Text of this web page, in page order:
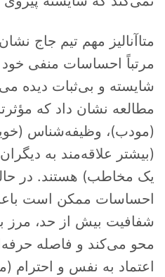
متاآنالیز مهم تیم جاج
مرتباً احساسات منفی
شایسته و بی‌ثبات دیده
مطالعه نشان داد که
(مودب)، وظیفه‌شناس
(بیشتر علاقه‌مند به دیگران
یک مخاطب) هستند. در
احساسات ممکن است
شفافیت بیش از حد، مرز
محو می‌کند و فاصله
اعتماد به نفس و